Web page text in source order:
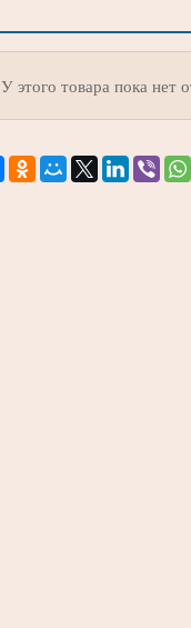
У этого товара пока нет